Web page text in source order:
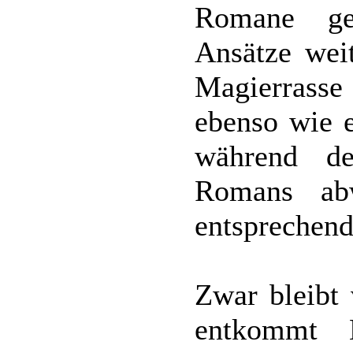
Romane
Ansätze
ebenso wie
während
Romans
Zwar bleibt
entkommt